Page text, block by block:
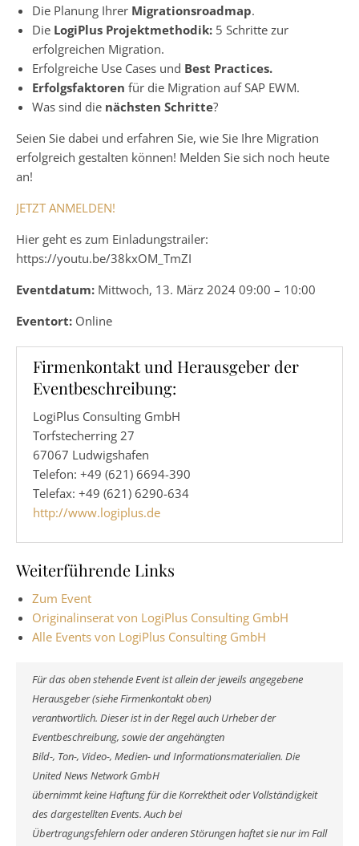
Die Planung Ihrer Migrationsroadmap.
Die LogiPlus Projektmethodik: 5 Schritte zur
erfolgreichen Migration.
Erfolgreiche Use Cases und Best Practices.
Erfolgsfaktoren für die Migration auf SAP EWM.
Was sind die nächsten Schritte?
Seien Sie dabei und erfahren Sie, wie Sie Ihre Migration
erfolgreich gestalten können! Melden Sie sich noch heute
an!
JETZT ANMELDEN!
Hier geht es zum Einladungstrailer:
https://youtu.be/38kxOM_TmZI
Eventdatum: Mittwoch, 13. März 2024 09:00 – 10:00
Eventort: Online
Firmenkontakt und Herausgeber der
Eventbeschreibung:
LogiPlus Consulting GmbH
Torfstecherring 27
67067 Ludwigshafen
Telefon: +49 (621) 6694-390
Telefax: +49 (621) 6290-634
http://www.logiplus.de
Weiterführende Links
Zum Event
Originalinserat von LogiPlus Consulting GmbH
Alle Events von LogiPlus Consulting GmbH
Für das oben stehende Event ist allein der jeweils angegebene
Herausgeber (siehe Firmenkontakt oben)
verantwortlich. Dieser ist in der Regel auch Urheber der
Eventbeschreibung, sowie der angehängten
Bild-, Ton-, Video-, Medien- und Informationsmaterialien. Die
United News Network GmbH
übernimmt keine Haftung für die Korrektheit oder Vollständigkeit
des dargestellten Events. Auch bei
Übertragungsfehlern oder anderen Störungen haftet sie nur im Fall